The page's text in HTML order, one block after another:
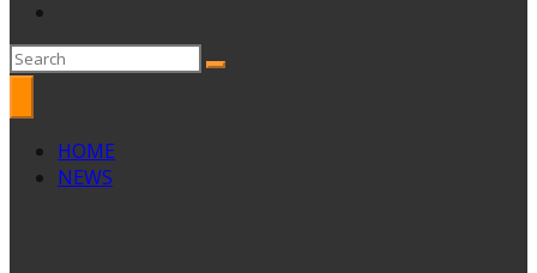
HOME
NEWS